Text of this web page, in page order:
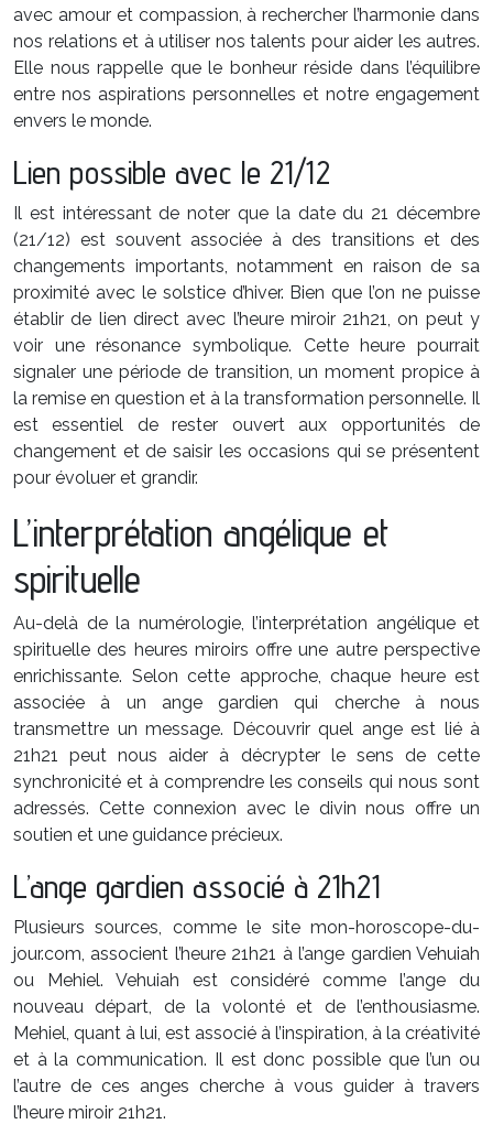
avec amour et compassion, à rechercher l’harmonie dans
nos relations et à utiliser nos talents pour aider les autres.
Elle nous rappelle que le bonheur réside dans l’équilibre
entre nos aspirations personnelles et notre engagement
envers le monde.
Lien possible avec le 21/12
Il est intéressant de noter que la date du 21 décembre
(21/12) est souvent associée à des transitions et des
changements importants, notamment en raison de sa
proximité avec le solstice d’hiver. Bien que l’on ne puisse
établir de lien direct avec l’heure miroir 21h21, on peut y
voir une résonance symbolique. Cette heure pourrait
signaler une période de transition, un moment propice à
la remise en question et à la transformation personnelle. Il
est essentiel de rester ouvert aux opportunités de
changement et de saisir les occasions qui se présentent
pour évoluer et grandir.
L’interprétation angélique et
spirituelle
Au-delà de la numérologie, l’interprétation angélique et
spirituelle des heures miroirs offre une autre perspective
enrichissante. Selon cette approche, chaque heure est
associée à un ange gardien qui cherche à nous
transmettre un message. Découvrir quel ange est lié à
21h21 peut nous aider à décrypter le sens de cette
synchronicité et à comprendre les conseils qui nous sont
adressés. Cette connexion avec le divin nous offre un
soutien et une guidance précieux.
L’ange gardien associé à 21h21
Plusieurs sources, comme le site mon-horoscope-du-
jour.com, associent l’heure 21h21 à l’ange gardien Vehuiah
ou Mehiel. Vehuiah est considéré comme l’ange du
nouveau départ, de la volonté et de l’enthousiasme.
Mehiel, quant à lui, est associé à l’inspiration, à la créativité
et à la communication. Il est donc possible que l’un ou
l’autre de ces anges cherche à vous guider à travers
l’heure miroir 21h21.